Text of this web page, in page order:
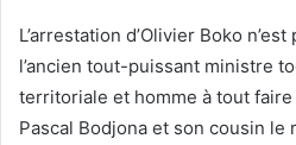
L’arrestation d’Olivier Boko
l’ancien tout-puissant ministre
territoriale et homme à tout faire
Pascal Bodjona et son cousin le